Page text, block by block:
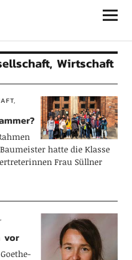
Hamburg
Wirtschaft
hatte die Klasse
Frau Süllner
vor